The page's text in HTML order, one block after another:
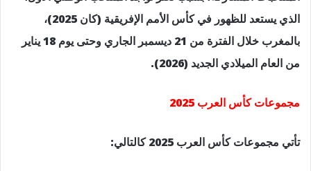
الذي يستعد للظهور في كأس الأمم الإفريقية (كان 2025)،
بالمغرب خلال الفترة من 21 ديسمبر الجاري وحتى يوم 18 يناير
من العام الميلادي الجديد (2026).
مجموعات كأس العرب 2025
تأتي مجموعات كأس العرب 2025 كالتالي: